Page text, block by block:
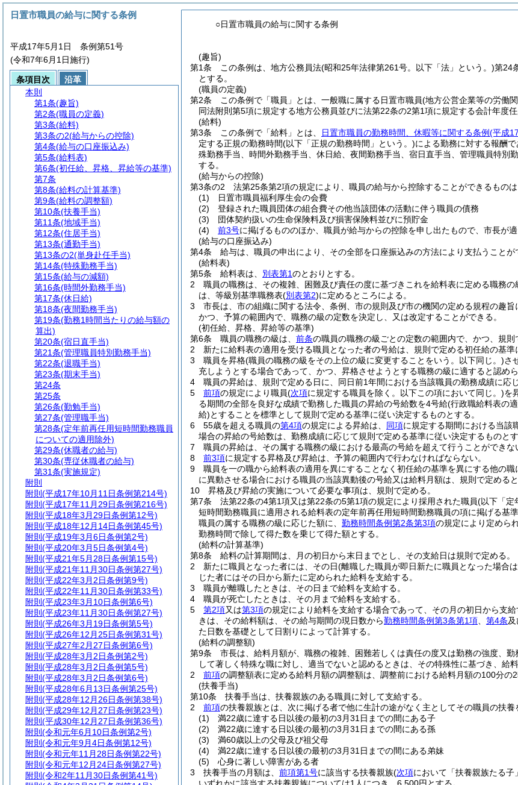
○日置市職員の給与に関する条例
(趣旨)
第1条
この条例は、地方公務員法(昭和25年法律第261号。以下「法」という。)第24
とする。
(職員の定義)
第2条
この条例で「職員」とは、一般職に属する日置市職員(地方公営企業等の労働
同法附則第5項に規定する地方公務員並びに法第22条の2第1項に規定する会計年度
(給料)
第3条
この条例で「給料」とは、 日置市職員の勤務時間、休暇等に関する条例(平成
定する正規の勤務時間(以下「正規の勤務時間」という。)による勤務に対する報酬
殊勤務手当、時間外勤務手当、休日給、夜間勤務手当、宿日直手当、管理職員特別
する。
(給与からの控除)
第3条の2
法第25条第2項の規定により、職員の給与から控除することができるものは
(1)
日置市職員福利厚生会の会費
(2)
登録された職員団体の組合費その他当該団体の活動に伴う職員の債務
(3)
団体契約扱いの生命保険料及び損害保険料並びに預貯金
(4)
前3号に掲げるもののほか、職員が給与からの控除を申し出たもので、市長が
(給与の口座振込み)
第4条
給与は、職員の申出により、その全部を口座振込みの方法により支払うことが
(給料表)
第5条
給料表は、 別表第1のとおりとする。
2
職員の職務は、その複雑、困難及び責任の度に基づきこれを給料表に定める職務
は、等級別基準職務表(別表第2)に定めるところによる。
3
市長は、市の組織に関する法令、条例、市の規則及び市の機関の定める規程の趣旨
かつ、予算の範囲内で、職務の級の定数を決定し、又は改定することができる。
(初任給、昇格、昇給等の基準)
第6条
職員の職務の級は、 前条の職員の職務の級ごとの定数の範囲内で、かつ、規則
2
新たに給料表の適用を受ける職員となった者の号給は、規則で定める初任給の基準
3
職員を昇格(職員の職務の級をその上位の級に変更することをいう。以下同じ。)さ
充しようとする場合であって、かつ、昇格させようとする職務の級に適すると認め
4
職員の昇給は、規則で定める日に、同日前1年間における当該職員の勤務成績に応
5
前項の規定により職員(次項に規定する職員を除く。以下この項において同じ。)を
る期間の全部を良好な成績で勤務した職員の昇給の号給数を4号給(行政職給料表の
給)とすることを標準として規則で定める基準に従い決定するものとする。
6
55歳を超える職員の第4項の規定による昇給は、 同項に規定する期間における当該
場合の昇給の号給数は、勤務成績に応じて規則で定める基準に従い決定するものとす
7
職員の昇給は、その属する職務の級における最高の号給を超えて行うことができな
8
前3項に規定する昇格及び昇給は、予算の範囲内で行わなければならない。
9
職員を一の職から給料表の適用を異にすることなく初任給の基準を異にする他の
に異動させる場合における職員の当該異動後の号給又は給料月額は、規則で定める
10
昇格及び昇給の実施について必要な事項は、規則で定める。
第7条
法第22条の4第1項又は第22条の5第1項の規定により採用された職員(以下「定
短時間勤務職員に適用される給料表の定年前再任用短時間勤務職員の項に掲げる基準
職員の属する職務の級に応じた額に、 勤務時間条例第2条第3項の規定により定めら
勤務時間で除して得た数を乗じて得た額とする。
(給料の計算基準)
第8条
給料の計算期間は、月の初日から末日までとし、その支給日は規則で定める。
2
新たに職員となった者には、その日(離職した職員が即日新たに職員となった場合
じた者にはその日から新たに定められた給料を支給する。
3
職員が離職したときは、その日まで給料を支給する。
4
職員が死亡したときは、その月まで給料を支給する。
5
第2項又は第3項の規定により給料を支給する場合であって、その月の初日から支
きは、その給料額は、その給与期間の現日数から勤務時間条例第3条第1項 第4条
た日数を基礎として日割りによって計算する。
(給料の調整額)
第9条
市長は、給料月額が、職務の複雑、困難若しくは責任の度又は勤務の強度、
して著しく特殊な職に対し、適当でないと認めるときは、その特殊性に基づき、給
2
前項の調整額表に定める給料月額の調整額は、調整前における給料月額の100分の
(扶養手当)
第10条
扶養手当は、扶養親族のある職員に対して支給する。
2
前項の扶養親族とは、次に掲げる者で他に生計の途がなく主としてその職員の扶養
(1)
満22歳に達する日以後の最初の3月31日までの間にある子
(2)
満22歳に達する日以後の最初の3月31日までの間にある孫
(3)
満60歳以上の父母及び祖父母
(4)
満22歳に達する日以後の最初の3月31日までの間にある弟妹
(5)
心身に著しい障害がある者
3
扶養手当の月額は、 前項第1号に該当する扶養親族(次項において「扶養親族たる子
日置市職員の給与に関する条例
平成17年5月1日 条例第51号
(令和7年6月1日施行)
条項目次
沿革
本則
第1条(趣旨)
第2条(職員の定義)
第3条(給料)
第3条の2(給与からの控除)
第4条(給与の口座振込み)
第5条(給料表)
第6条(初任給、昇格、昇給等の基準)
第7条
第8条(給料の計算基準)
第9条(給料の調整額)
第10条(扶養手当)
第11条(地域手当)
第12条(住居手当)
第13条(通勤手当)
第13条の2(単身赴任手当)
第14条(特殊勤務手当)
第15条(給与の減額)
第16条(時間外勤務手当)
第17条(休日給)
第18条(夜間勤務手当)
第19条(勤務1時間当たりの給与額の
算出)
第20条(宿日直手当)
第21条(管理職員特別勤務手当)
第22条(退職手当)
第23条(期末手当)
第24条
第25条
第26条(勤勉手当)
第27条(管理職手当)
第28条(定年前再任用短時間勤務職員
についての適用除外)
第29条(休職者の給与)
第30条(専従休職者の給与)
第31条(実施規定)
附則
附則 (平成17年10月11日条例第214号)
附則 (平成17年11月29日条例第216号)
附則 (平成18年3月29日条例第12号)
附則 (平成18年12月14日条例第45号)
附則 (平成19年3月6日条例第2号)
附則 (平成20年3月5日条例第4号)
附則 (平成21年5月28日条例第15号)
附則 (平成21年11月30日条例第27号)
附則 (平成22年3月2日条例第9号)
附則 (平成22年11月30日条例第33号)
附則 (平成23年3月10日条例第6号)
附則 (平成23年11月30日条例第27号)
附則 (平成26年3月19日条例第5号)
附則 (平成26年12月25日条例第31号)
附則 (平成27年2月27日条例第6号)
附則 (平成28年3月2日条例第2号)
附則 (平成28年3月2日条例第5号)
附則 (平成28年3月2日条例第6号)
附則 (平成28年6月13日条例第25号)
附則 (平成28年12月26日条例第38号)
附則 (平成29年12月27日条例第23号)
附則 (平成30年12月27日条例第36号)
附則 (令和元年6月10日条例第2号)
附則 (令和元年9月4日条例第12号)
附則 (令和元年11月28日条例第22号)
附則 (令和元年12月24日条例第27号)
附則 (令和2年11月30日条例第41号)